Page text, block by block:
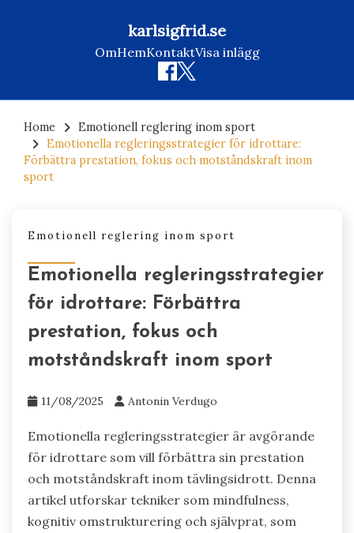
karlsigfrid.se
OmHemKontaktVisa inlägg
content
Home
Emotionell reglering inom sport
Emotionella regleringsstrategier för idrottare:
Förbättra prestation, fokus och motståndskraft inom
sport
Emotionell reglering inom sport
Emotionella regleringsstrategier
för idrottare: Förbättra
prestation, fokus och
motståndskraft inom sport
11/08/2025 Antonin Verdugo
Emotionella regleringsstrategier är avgörande
för idrottare som vill förbättra sin prestation
och motståndskraft inom tävlingsidrott. Denna
artikel utforskar tekniker som mindfulness,
kognitiv omstrukturering och självprat, som